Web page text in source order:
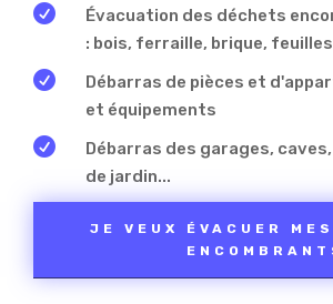

Évacuation des déchets
: bois, ferraille, brique,

Débarras de pièces et
et équipements

Débarras des garages,
de jardin...
JE VEUX ÉVACUER